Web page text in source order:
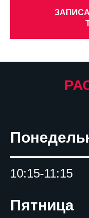
10:15-11:15
Пятница